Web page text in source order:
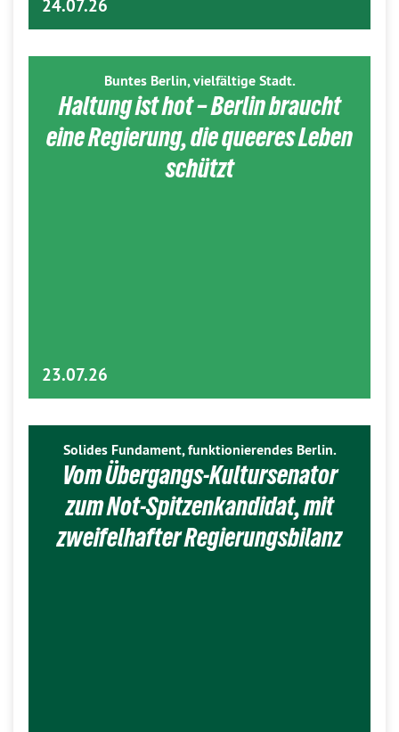
24.07.26
Buntes Berlin, vielfältige Stadt.
Haltung ist hot – Berlin braucht
eine Regierung, die queeres Leben
schützt
23.07.26
Solides Fundament, funktionierendes Berlin.
Vom Übergangs-Kultursenator
zum Not-Spitzenkandidat, mit
zweifelhafter Regierungsbilanz